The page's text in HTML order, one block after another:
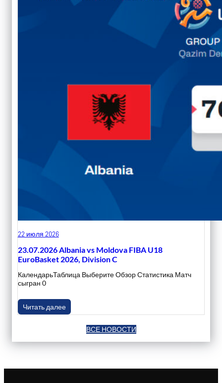
22 июля 2026
23.07.2026 Albania vs Moldova FIBA U18
EuroBasket 2026, Division C
КалендарьТаблица Выберите Обзор Статистика Матч
сыгран 0
Читать далее
ВСЕ НОВОСТИ